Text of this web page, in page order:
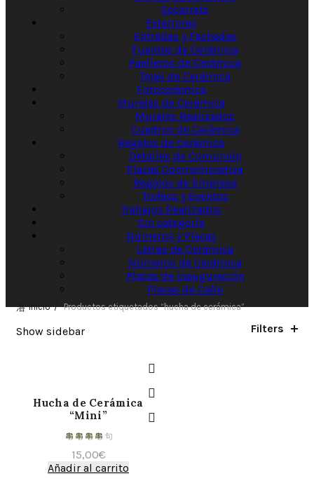
Socarrats
Exteriores
Entradas y Fachadas
Fuentes de Cerámica
Paelleros de Cerámica
Tejas de Cerámica
Fotocerámica
Murales de Cerámica
Murales Realizados
Cuadros de Cerámica
Regalos de Cerámica
Detalles de Comunión
Placas Conmemorativa
Regalos de Empresa
Trofeos y Eventos
Trabajos Realizados
Sin categoría
Números y Placas
Letras de Cerámica
Números de Cerámica
Placas de Inauguración
Placas de Calle
Inicio Productos etiquetados “hucha de cerámica”
Show sidebar Filters
Hucha de Cerámica
“Mini”
15,00€
Añadir al carrito